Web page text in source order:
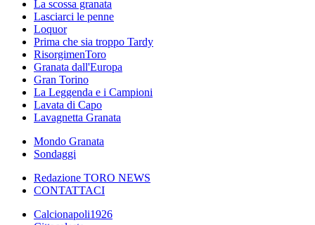
La scossa granata
Lasciarci le penne
Loquor
Prima che sia troppo Tardy
RisorgimenToro
Granata dall'Europa
Gran Torino
La Leggenda e i Campioni
Lavata di Capo
Lavagnetta Granata
Mondo Granata
Sondaggi
Redazione TORO NEWS
CONTATTACI
Calcionapoli1926